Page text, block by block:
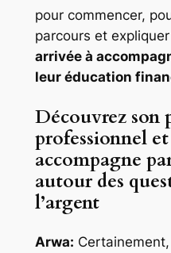
pour commencer,
parcours et expliquer
arrivée à
leur éducation
Découvrez son
professionnel
accompagne
autour des
l’argent
Arwa: